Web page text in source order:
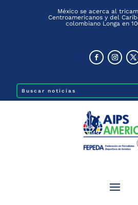
México se acerca al
Centroamericanos y del
colombiano Longa en